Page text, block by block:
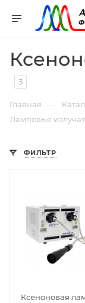
3
Главная —
Ламповые
ФИЛЬТР
Ксеноновая